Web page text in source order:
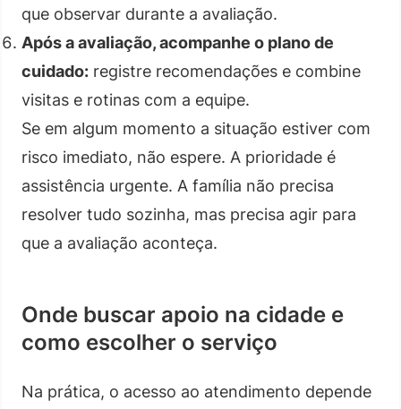
que observar durante a avaliação.
Após a avaliação, acompanhe o plano de
cuidado: registre recomendações e combine
visitas e rotinas com a equipe.
Se em algum momento a situação estiver com
risco imediato, não espere. A prioridade é
assistência urgente. A família não precisa
resolver tudo sozinha, mas precisa agir para
que a avaliação aconteça.
Onde buscar apoio na cidade e
como escolher o serviço
Na prática, o acesso ao atendimento depende